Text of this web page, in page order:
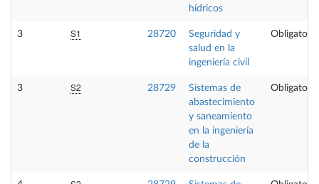
hídricos
3 S1 28720
Seguridad y
salud en la
ingeniería civil
Obligatoria
3 S2 28729
Sistemas de
abastecimiento
y saneamiento
en la ingeniería
de la
construcción
Obligatoria